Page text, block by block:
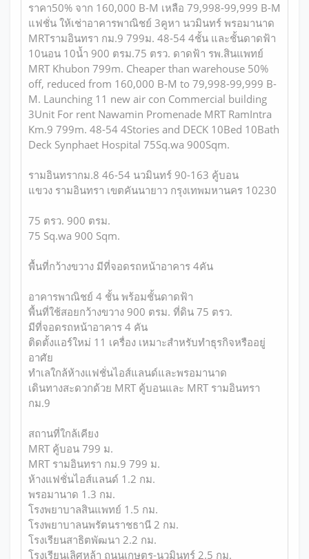
ราคา50% จาก 160,000 B-M เหลือ 79,998-99,999 B-M
แฟชั่น ให้เช่าอาคารพาณิชย์ 3คูหา นวมินทร์ พรอมานาด
MRTรามอินทรา กม.9 799ม. 48-54 4ชั้น และชั้นดาดฟ้า
10นอน 10น้ำ 900 ตรม.75 ตรว. ดาดฟ้า รพ.สินแพทย์
MRT Khubon 799m. Cheaper than warehouse 50%
off, reduced from 160,000 B-M to 79,998-99,999 B-
M. Launching 11 new air con Commercial building
3Unit For rent Nawamin Promenade MRT RamIntra
Km.9 799m. 48-54 4Stories and DECK 10Bed 10Bath
Deck Synphaet Hospital 75Sq.wa 900Sqm.
รามอินทรากม.8 46-54 นวมินทร์ 90-163 คู้บอน
แขวง รามอินทรา เขตคันนายาว กรุงเทพมหานคร 10230
75 ตรว. 900 ตรม.
75 Sq.wa 900 Sqm.
พื้นที่กว้างขวาง มีที่จอดรถหน้าอาคาร 4คัน
อาคารพาณิชย์ 4 ชั้น พร้อมชั้นดาดฟ้า
พื้นที่ใช้สอยกว้างขวาง 900 ตรม. ที่ดิน 75 ตรว.
มีที่จอดรถหน้าอาคาร 4 คัน
ติดตั้งแอร์ใหม่ 11 เครื่อง เหมาะสำหรับทำธุรกิจหรืออยู่
อาศัย
ทำเลใกล้ห้างแฟชั่นไอส์แลนด์และพรอมานาด
เดินทางสะดวกด้วย MRT คู้บอนและ MRT รามอินทรา
กม.9
สถานที่ใกล้เคียง
MRT คู้บอน 799 ม.
MRT รามอินทรา กม.9 799 ม.
ห้างแฟชั่นไอส์แลนด์ 1.2 กม.
พรอมานาด 1.3 กม.
โรงพยาบาลสินแพทย์ 1.5 กม.
โรงพยาบาลนพรัตนราชธานี 2 กม.
โรงเรียนสาธิตพัฒนา 2.2 กม.
โรงเรียนเลิศหล้า ถนนเกษตร-นวมินทร์ 2.5 กม.